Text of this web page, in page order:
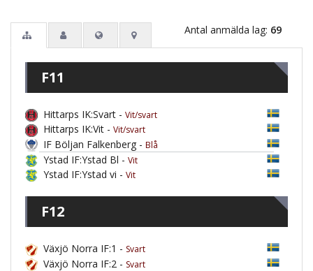
Antal anmälda lag: 69
F11
Hittarps IK:Svart - Vit/svart
Hittarps IK:Vit - Vit/svart
IF Böljan Falkenberg - Blå
Ystad IF:Ystad Bl - Vit
Ystad IF:Ystad vi - Vit
F12
Växjö Norra IF:1 - Svart
Växjö Norra IF:2 - Svart